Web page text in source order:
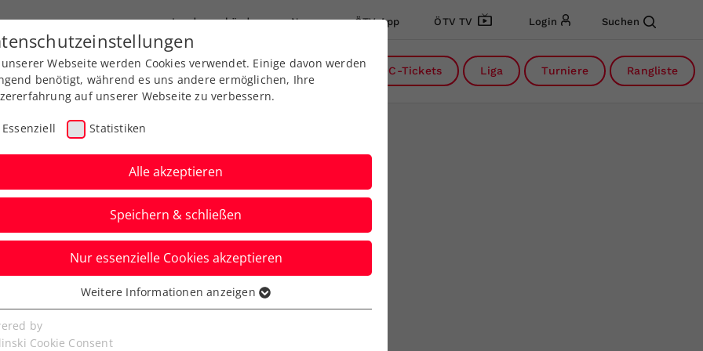
Landesverbände News ÖTV App ÖTV TV Login Suchen
Ausbildung Services Über uns DC-Tickets Liga Turniere Rangliste
Melzer
Cup-Coup gegen
Webseite werden Cookies verwendet. Einige davon werden
benötigt, während es uns andere ermöglichen, Ihre
auf unserer Webseite zu verbessern.
Essenziell Statistiken
Alle akzeptieren
Speichern & schließen
Nur essenzielle Cookies akzeptieren
Cookies werden für grundlegende Funktionen der
benötigt. Dadurch ist gewährleistet, dass die Webseite
Weitere Informationen anzeigen
by
Cookie Consent